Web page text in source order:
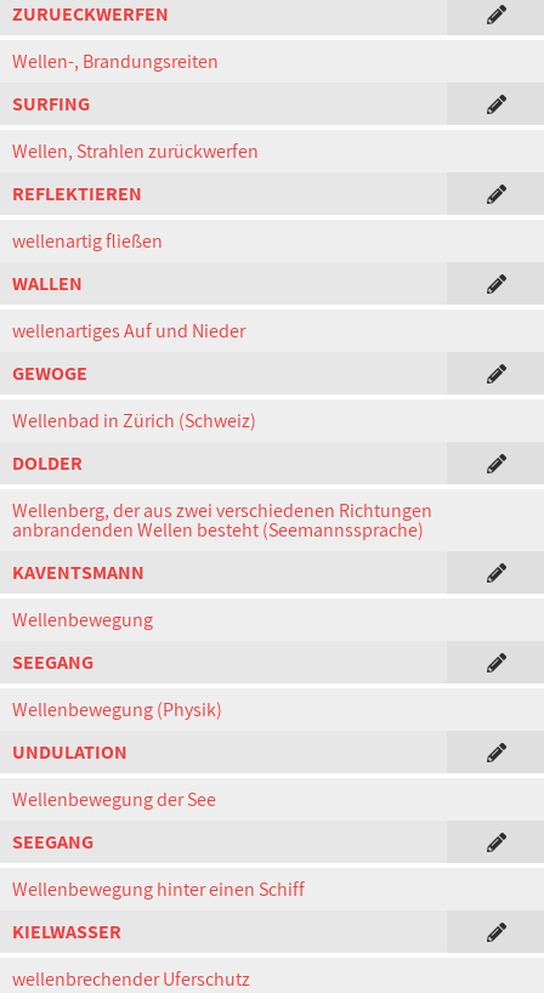
ZURUECKWERFEN
Wellen-, Brandungsreiten
SURFING
Wellen, Strahlen zurückwerfen
REFLEKTIEREN
wellenartig fließen
WALLEN
wellenartiges Auf und Nieder
GEWOGE
Wellenbad in Zürich (Schweiz)
DOLDER
Wellenberg, der aus zwei verschiedenen Richtungen
anbrandenden Wellen besteht (Seemannssprache)
KAVENTSMANN
Wellenbewegung
SEEGANG
Wellenbewegung (Physik)
UNDULATION
Wellenbewegung der See
SEEGANG
Wellenbewegung hinter einen Schiff
KIELWASSER
wellenbrechender Uferschutz